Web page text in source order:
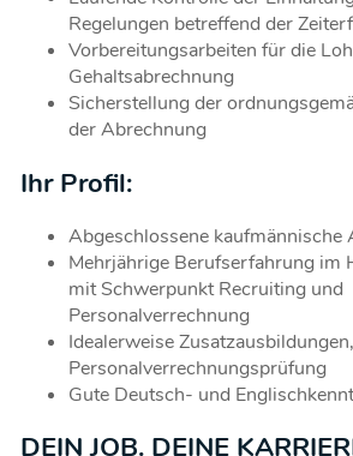
Regelungen betreffend der
Vorbereitungsarbeiten für die
Gehaltsabrechnung
Sicherstellung der
der Abrechnung
Ihr Profil:
Abgeschlossene kaufmännische
Mehrjährige Berufserfahrung im
mit Schwerpunkt Recruiting und
Personalverrechnung
Idealerweise
Personalverrechnungsprüfung
Gute Deutsch- und
DEIN JOB. DEINE